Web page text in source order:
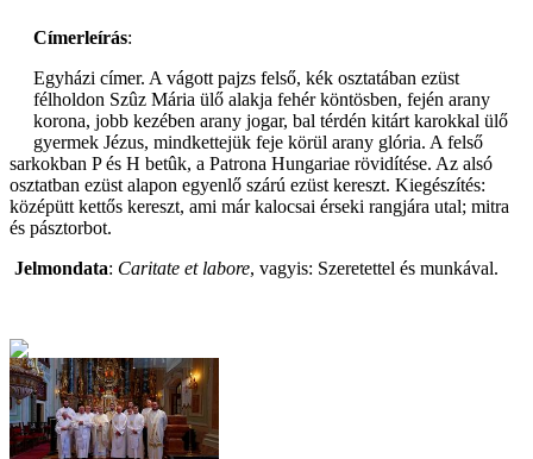
Címerleírás:
Egyházi címer. A vágott pajzs felső, kék osztatában ezüst
félholdon Szûz Mária ülő alakja fehér köntösben, fején arany
korona, jobb kezében arany jogar, bal térdén kitárt karokkal ülő
gyermek Jézus, mindkettejük feje körül arany glória. A felső
sarkokban P és H betûk, a Patrona Hungariae rövidítése. Az alsó
osztatban ezüst alapon egyenlő szárú ezüst kereszt. Kiegészítés:
középütt kettős kereszt, ami már kalocsai érseki rangjára utal; mitra
és pásztorbot.
Jelmondata: Caritate et labore, vagyis: Szeretettel és munkával.